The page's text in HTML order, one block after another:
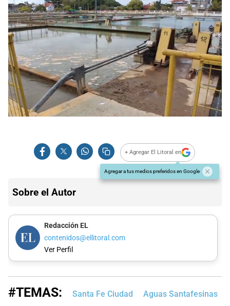
+ Agregar El Litoral en
Agregar a tus medios preferidos en Google
Sobre el Autor
Redacción EL
contenidos@ellitoral.com
Ver Perfil
#TEMAS: Santa Fe Ciudad Aguas Santafesinas